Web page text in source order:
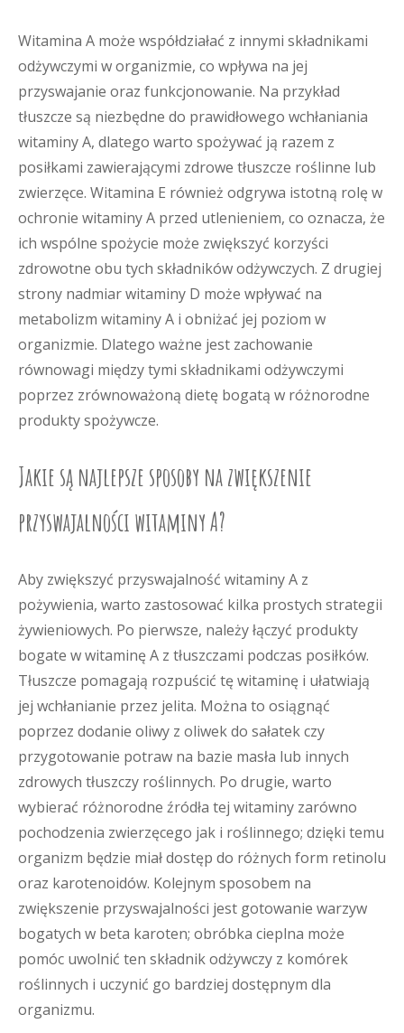
Witamina A może współdziałać z innymi składnikami
odżywczymi w organizmie, co wpływa na jej
przyswajanie oraz funkcjonowanie. Na przykład
tłuszcze są niezbędne do prawidłowego wchłaniania
witaminy A, dlatego warto spożywać ją razem z
posiłkami zawierającymi zdrowe tłuszcze roślinne lub
zwierzęce. Witamina E również odgrywa istotną rolę w
ochronie witaminy A przed utlenieniem, co oznacza, że
ich wspólne spożycie może zwiększyć korzyści
zdrowotne obu tych składników odżywczych. Z drugiej
strony nadmiar witaminy D może wpływać na
metabolizm witaminy A i obniżać jej poziom w
organizmie. Dlatego ważne jest zachowanie
równowagi między tymi składnikami odżywczymi
poprzez zrównoważoną dietę bogatą w różnorodne
produkty spożywcze.
Jakie są najlepsze sposoby na zwiększenie
przyswajalności witaminy A?
Aby zwiększyć przyswajalność witaminy A z
pożywienia, warto zastosować kilka prostych strategii
żywieniowych. Po pierwsze, należy łączyć produkty
bogate w witaminę A z tłuszczami podczas posiłków.
Tłuszcze pomagają rozpuścić tę witaminę i ułatwiają
jej wchłanianie przez jelita. Można to osiągnąć
poprzez dodanie oliwy z oliwek do sałatek czy
przygotowanie potraw na bazie masła lub innych
zdrowych tłuszczy roślinnych. Po drugie, warto
wybierać różnorodne źródła tej witaminy zarówno
pochodzenia zwierzęcego jak i roślinnego; dzięki temu
organizm będzie miał dostęp do różnych form retinolu
oraz karotenoidów. Kolejnym sposobem na
zwiększenie przyswajalności jest gotowanie warzyw
bogatych w beta karoten; obróbka cieplna może
pomóc uwolnić ten składnik odżywczy z komórek
roślinnych i uczynić go bardziej dostępnym dla
organizmu.